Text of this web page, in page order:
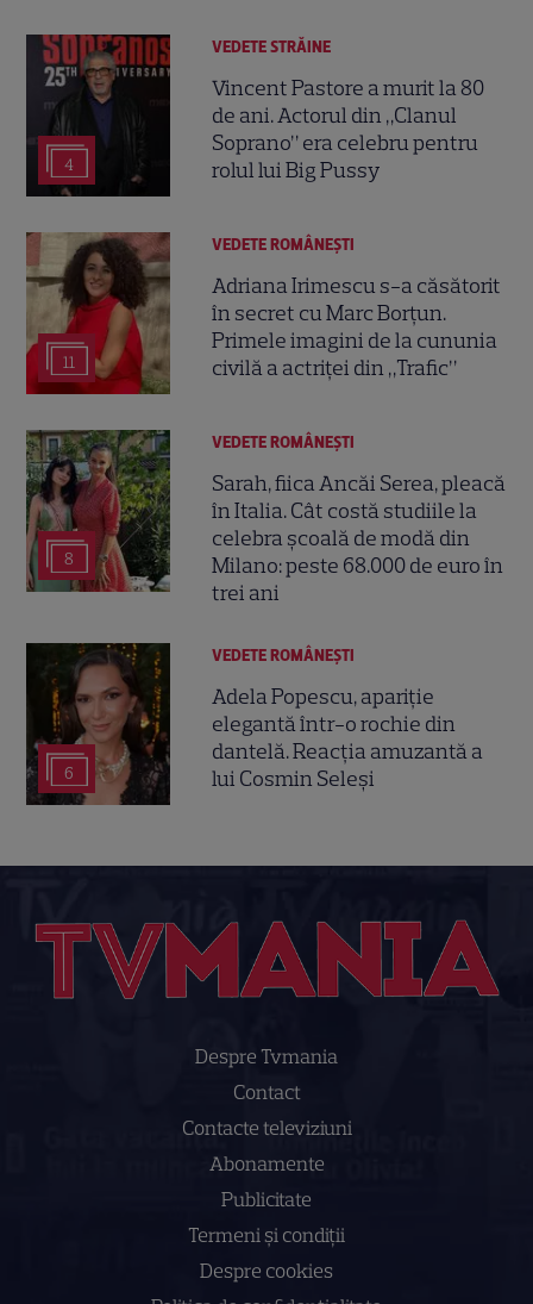
4
VEDETE STRĂINE
Vincent Pastore a murit la 80
de ani. Actorul din „Clanul
Soprano” era celebru pentru
rolul lui Big Pussy
11
VEDETE ROMÂNEŞTI
Adriana Irimescu s-a căsătorit
în secret cu Marc Borțun.
Primele imagini de la cununia
civilă a actriței din „Trafic”
8
VEDETE ROMÂNEŞTI
Sarah, fiica Ancăi Serea, pleacă
în Italia. Cât costă studiile la
celebra școală de modă din
Milano: peste 68.000 de euro în
trei ani
6
VEDETE ROMÂNEŞTI
Adela Popescu, apariție
elegantă într-o rochie din
dantelă. Reacția amuzantă a
lui Cosmin Seleși
Despre Tvmania
Contact
Contacte televiziuni
Abonamente
Publicitate
Termeni și condiții
Despre cookies